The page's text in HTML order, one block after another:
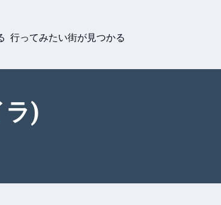
行ってみたい街が見つかる
)